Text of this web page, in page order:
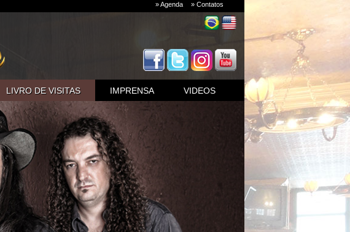
» Agenda » Contatos
LIVRO DE VISITAS IMPRENSA VIDEOS